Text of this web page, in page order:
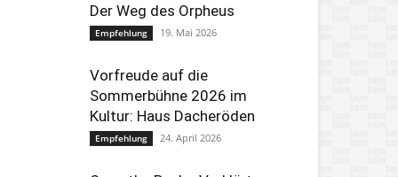
Der Weg des Orpheus
Empfehlung 19. Mai 2026
Vorfreude auf die
Sommerbühne 2026 im
Kultur: Haus Dacheröden
Empfehlung 24. April 2026